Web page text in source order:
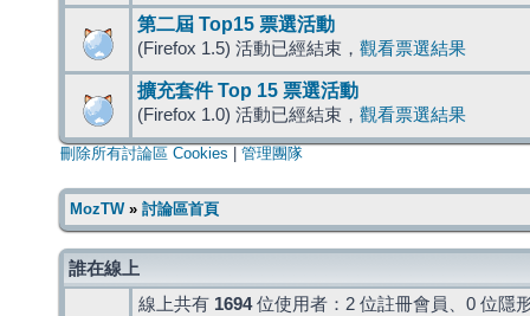
第二屆 Top15 票選活動
(Firefox 1.5) 活動已經結束， 觀看票選結果
擴充套件 Top 15 票選活動
(Firefox 1.0) 活動已經結束， 觀看票選結果
刪除所有討論區 Cookies 管理團隊
MozTW» 討論區首頁
誰在線上
線上共有 1694位使用者：2 位註冊會員、0 位隱